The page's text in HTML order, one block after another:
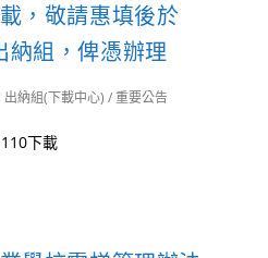
，敬請惠填後於
納組，俾憑辦理
出納組(下載中心) /重要公告
下載